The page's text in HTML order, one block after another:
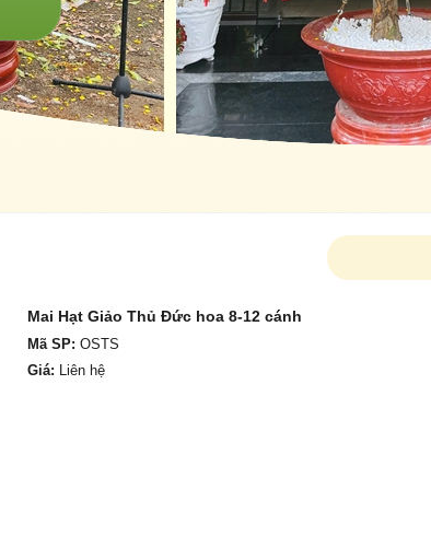
Mai Hạt Giảo Thủ Đức hoa 8-12 cánh
Mã SP: OSTS
Giá: Liên hệ